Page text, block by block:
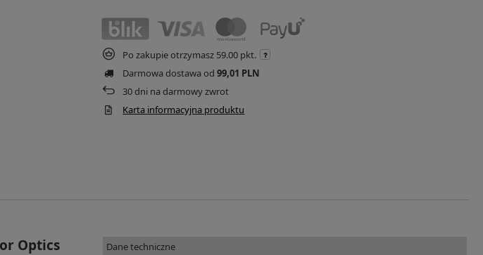
Po zakupie otrzymasz 59.00 pkt.
Darmowa dostawa od99,01 PLN
30dni na darmowy zwrot
Karta informacyjna produktu
Optics
Dane techniczne